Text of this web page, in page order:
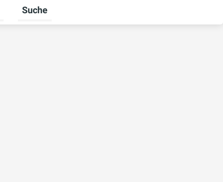
Untermenü für Über uns umschalten
Suche